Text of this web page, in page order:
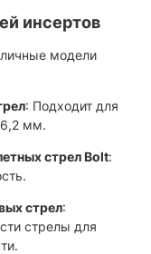
инсертов
модели
: Подходит для
мм.
стрел Bolt:
стрел:
стрелы для